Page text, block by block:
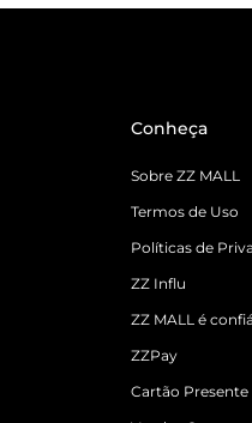
Conheça
Sobre ZZ MALL
Termos de Uso
Políticas de
ZZ Influ
ZZ MALL é
ZZPay
Cartão Presente